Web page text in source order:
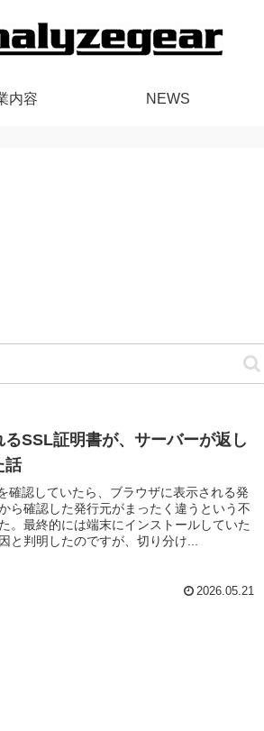
内容 NEWS
SSL証明書が、サーバーが返し
話
確認していたら、ブラウザに表示される発
ら確認した発行元がまったく違うという不
。最終的には端末にインストールしていた
と判明したのですが、切り分け...
2026.05.21